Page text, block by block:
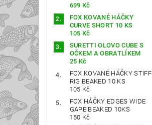
699 Kč
FOX KOVANÉ HÁČKY
CURVE SHORT 10 KS
105 Kč
SURETTI OLOVO CUBE S
OČKEM A OBRATLÍKEM
25 Kč
FOX KOVANÉ HÁČKY STIFF
RIG BEAKED 10 KS
105 Kč
FOX HÁČKY EDGES WIDE
GAPE BEAKED 10KS
150 Kč